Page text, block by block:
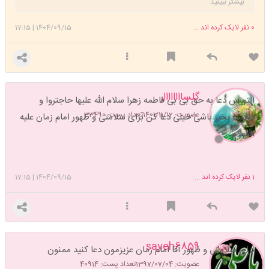
1404/09/15
|
17:15 0 نفر لایک کرده اند ...
گلساااااااار
عضویت: 1401/11/12 تعداد پست: 33490
التماس دعا به حق بی بی فاطمه زهرا سلام الله علیها حاجتروا و
عاقبت بخیر باشی خیلی دعا کن برای سلامتی و ظهور امام زمان علیه
السلام
1404/09/15
|
17:15 1نفر لایک کرده اند ...
sayeh6859
عضویت: 1397/07/04 تعداد پست: 40914
برای سلامتی و ظهور آقا امام زمان عزیزمون دعا کنید ممنون